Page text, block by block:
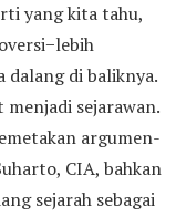
yang kita tahu,
dalang di baliknya.
menjadi sejarawan.
argumen-
CIA, bahkan
sejarah sebagai